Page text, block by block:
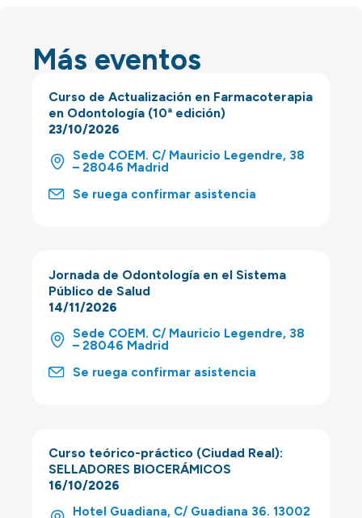
Más eventos
Curso de Actualización en Farmacoterapia
en Odontología (10ª edición)
23/10/2026
Sede COEM. C/ Mauricio Legendre, 38
– 28046 Madrid
Se ruega confirmar asistencia
Jornada de Odontología en el Sistema
Público de Salud
14/11/2026
Sede COEM. C/ Mauricio Legendre, 38
– 28046 Madrid
Se ruega confirmar asistencia
Curso teórico-práctico (Ciudad Real):
SELLADORES BIOCERÁMICOS
16/10/2026
Hotel Guadiana, C/ Guadiana 36. 13002